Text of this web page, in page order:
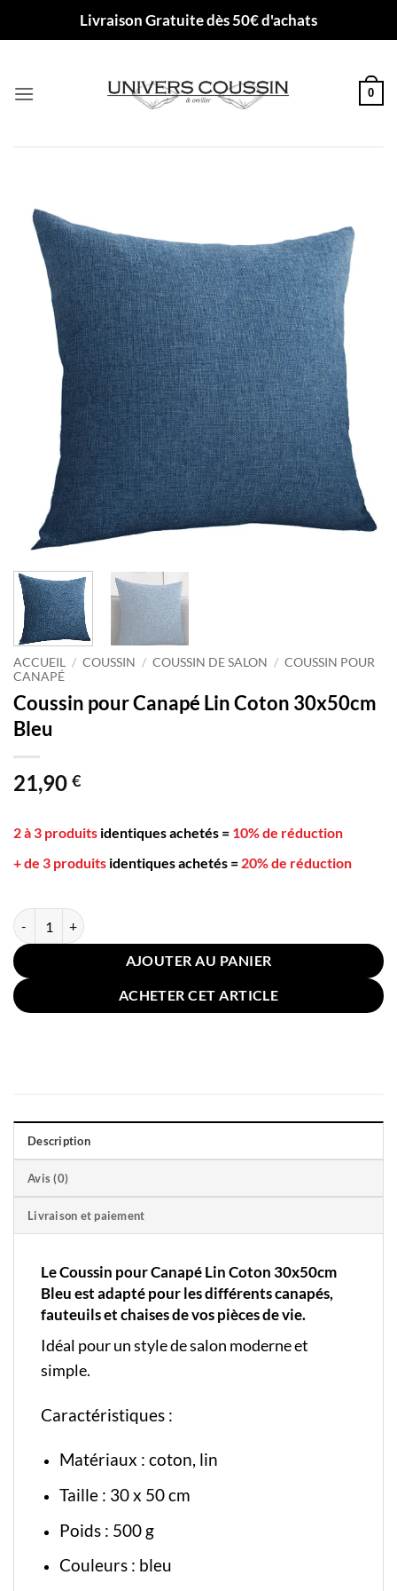
Livraison Gratuite dès 50€ d'achats
0
ACCUEIL / COUSSIN / COUSSIN DE SALON / COUSSIN POUR
CANAPÉ
Coussin pour Canapé Lin Coton 30x50cm
Bleu
21,90 €
2 à 3 produits identiques achetés = 10% de réduction
+ de 3 produits identiques achetés = 20% de réduction
quantité de Coussin pour Canapé Lin Coton 30x50cm Bleu
AJOUTER AU PANIER
ACHETER CET ARTICLE
Description
Avis (0)
Livraison et paiement
Le Coussin pour Canapé Lin Coton 30x50cm
Bleu est adapté pour les différents canapés,
fauteuils et chaises de vos pièces de vie.
Idéal pour un style de salon moderne et
simple.
Caractéristiques :
Matériaux : coton, lin
Taille : 30 x 50 cm
Poids : 500 g
Couleurs : bleu